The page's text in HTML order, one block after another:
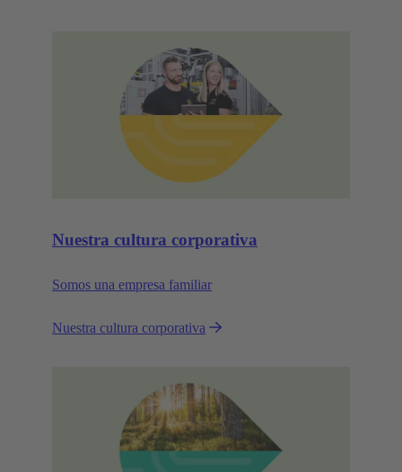
Nuestra cultura corporativa
Somos una empresa familiar
Nuestra cultura corporativa